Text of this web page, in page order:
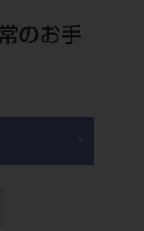
のお手